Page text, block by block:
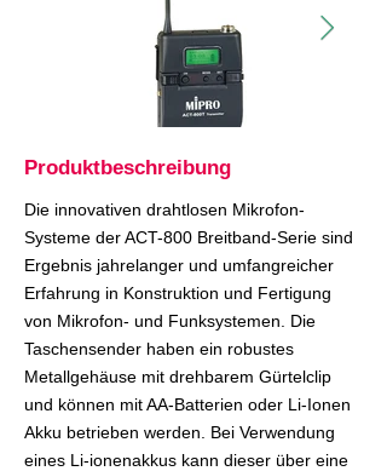
Produktbeschreibung
Die innovativen drahtlosen Mikrofon-
Systeme der ACT-800 Breitband-Serie sind
Ergebnis jahrelanger und umfangreicher
Erfahrung in Konstruktion und Fertigung
von Mikrofon- und Funksystemen. Die
Taschensender haben ein robustes
Metallgehäuse mit drehbarem Gürtelclip
und können mit AA-Batterien oder Li-Ionen
Akku betrieben werden. Bei Verwendung
eines Li-ionenakkus kann dieser über eine